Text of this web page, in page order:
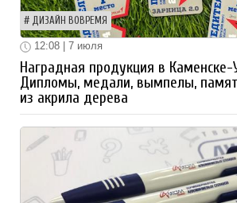
ДИЗАЙН ВОВРЕМЯ
12:08 | 7 июля
Наградная продукция в Каменске-
Дипломы, медали, вымпелы,
из акрила дерева